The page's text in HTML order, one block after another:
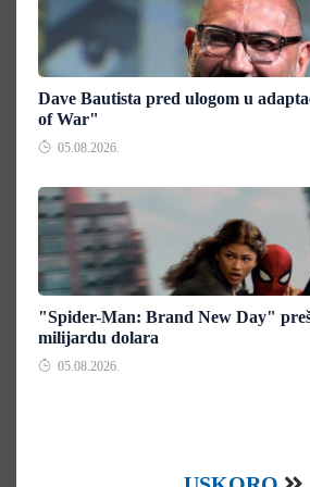
Dave Bautista pred ulogom u
of War"
05.08.2026.
"Spider-Man: Brand New Day"
milijardu dolara
05.08.2026.